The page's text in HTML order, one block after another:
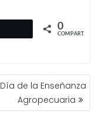
0
COMPARTIR
Día de la Enseñanza
Agropecuaria